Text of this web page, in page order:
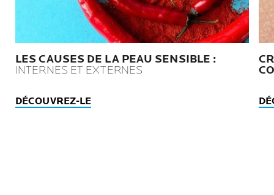
LES CAUSES DE LA PEAU SENSIBLE :
INTERNES ET EXTERNES
DÉCOUVREZ-LE